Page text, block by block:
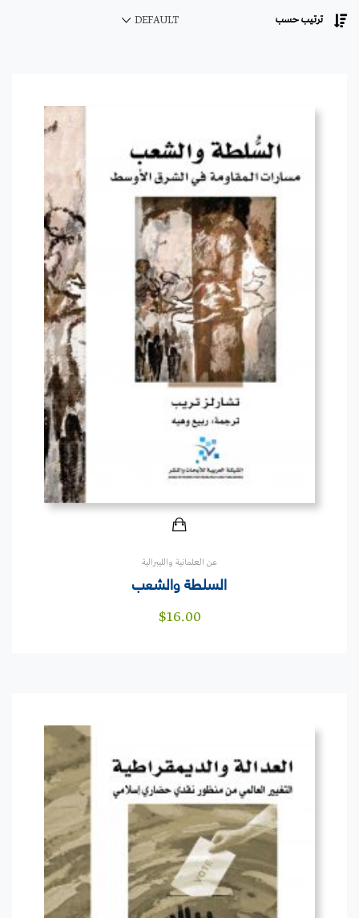
ترتيب حسب DEFAULT
عن العلمانية والليبرالية
السلطة والشعب
$16.00